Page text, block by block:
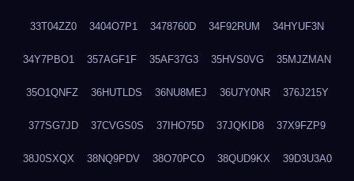
33T04ZZ0 3404O7P1 3478760D 34F92RUM 34HYUF3N
34Y7PBO1 357AGF1F 35AF37G3 35HVS0VG 35MJZMAN
35O1QNFZ 36HUTLDS 36NU8MEJ 36U7Y0NR 376J215Y
377SG7JD 37CVGS0S 37IHO75D 37JQKID8 37X9FZP9
38J0SXQX 38NQ9PDV 38O70PCO 38QUD9KX 39D3U3A0